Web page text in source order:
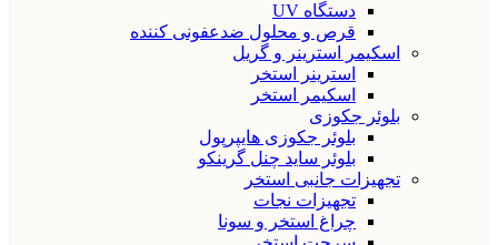
دستگاه UV
قرص و محلول ضدعفونی کننده
اسکیمر استرینر و گریل
استرینر استخر
اسکیمر استخر
بلوئر جکوزی
بلوئر جکوزی هایپرپول
بلوئر ساید چنل گرینکو
تجهیزات جانبی استخر
تجهیزات نجات
چراغ استخر و سونا